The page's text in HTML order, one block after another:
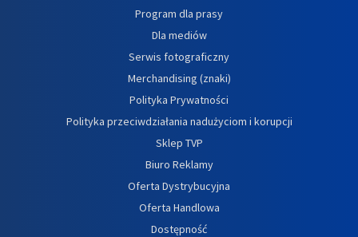
Program dla prasy
Dla mediów
Serwis fotograficzny
Merchandising (znaki)
Polityka Prywatności
Polityka przeciwdziałania nadużyciom i korupcji
Sklep TVP
Biuro Reklamy
Oferta Dystrybucyjna
Oferta Handlowa
Dostępność